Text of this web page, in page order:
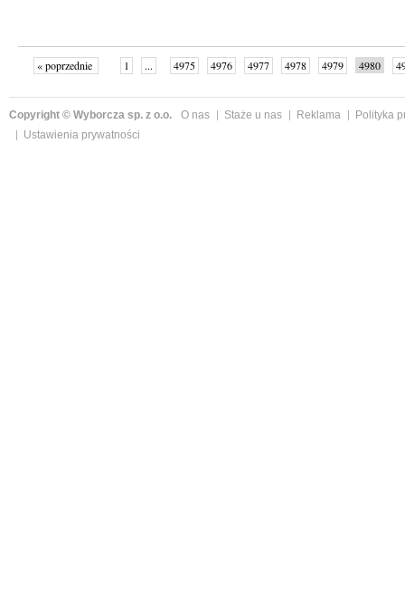
« poprzednie 1 ... 4975 4976 4977 4978 4979 4980
Copyright © Wyborcza sp. z o.o. O nas Staże u nas Reklama
Polityka
Ustawienia prywatności